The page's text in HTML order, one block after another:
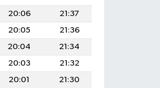
20:06
21:37
20:05
21:36
20:04
21:34
20:03
21:32
20:01
21:30